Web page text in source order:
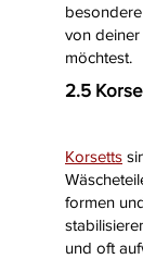
von deiner
möchtest.
2.5
Korsetts
formen
und oft